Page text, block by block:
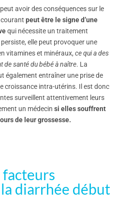
avoir des conséquences sur le
courant peut être le signe d’une
qui nécessite un traitement
elle peut provoquer une
vitamines et minéraux, ce qui a des
de santé du bébé à naître. La
également entraîner une prise de
croissance intra-utérins. Il est donc
surveillent attentivement leurs
un médecin si elles souffrent
de leur grossesse.
facteurs
diarrhée début